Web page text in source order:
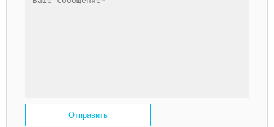
Отправить